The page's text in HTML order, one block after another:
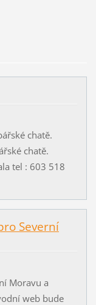
chatě.
chatě.
tel : 603 518
Severní
Moravu a
web bude